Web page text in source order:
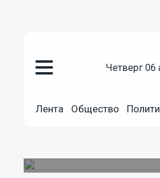
четверг
Лента Общество